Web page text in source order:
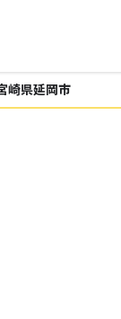
崎県延岡市